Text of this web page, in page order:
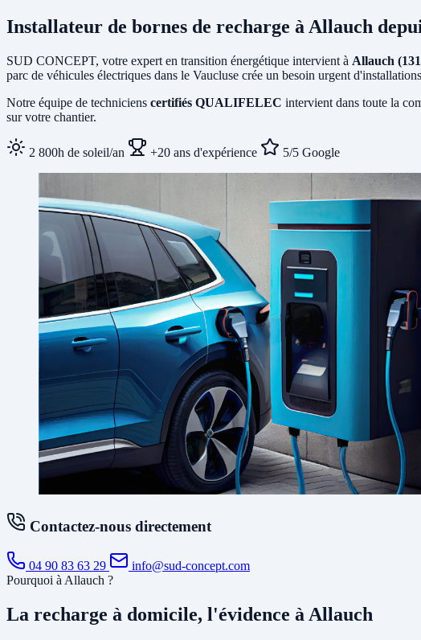
Installateur de bornes de recharge à Allauch
SUD CONCEPT, votre expert en transition énergétique intervient à Allauch
parc de véhicules électriques dans le Vaucluse crée un besoin urgent
Notre équipe de techniciens certifiés QUALIFELEC intervient dans toute la
sur votre chantier.
2 800h de soleil/an +20 ans d'expérience 5/5 Google
Contactez-nous directement
04 90 83 63 29
info@sud-concept.com
Pourquoi à Allauch ?
La recharge à domicile, l'évidence à Allauch